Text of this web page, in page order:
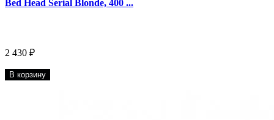
Bed Head Serial Blonde, 400 ...
2 430 ₽
В корзину